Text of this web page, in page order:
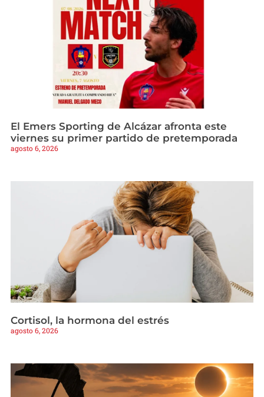
El Emers Sporting de Alcázar afronta este
viernes su primer partido de pretemporada
agosto 6, 2026
Cortisol, la hormona del estrés
agosto 6, 2026